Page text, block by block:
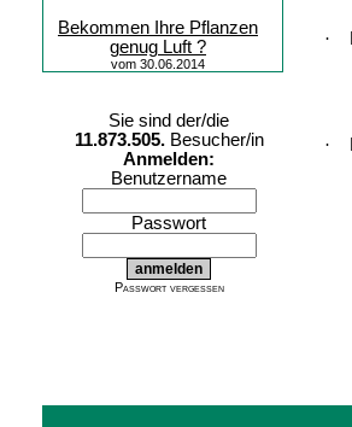
Bekommen Ihre Pflanzen
genug Luft ?
vom 30.06.2014
Sie sind der/die
11.873.505.Besucher/in
Anmelden:
Benutzername
Passwort
Passwort vergessen
·
·